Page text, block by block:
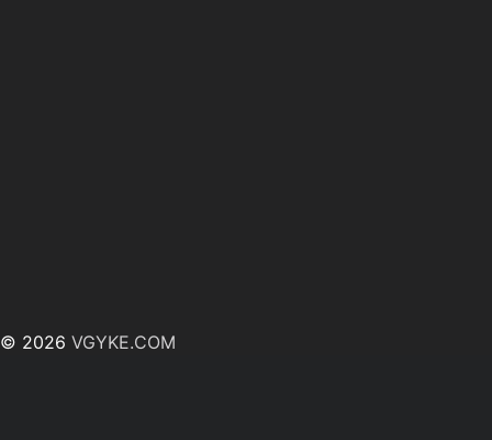
© 2026 VGYKE.COM